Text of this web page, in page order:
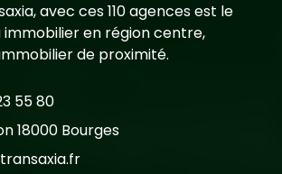
avec ces 110 agences est le
en région centre,
de proximité.
55 80
18000 Bourges